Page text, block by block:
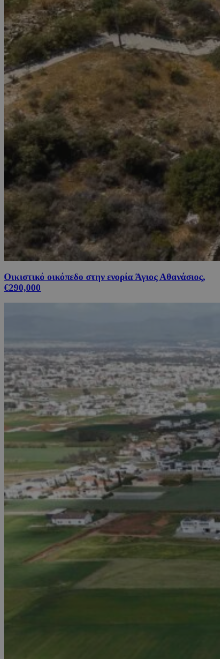
Οικιστικό οικόπεδο στην ενορία Άγιος Αθανάσιος,
€290,000